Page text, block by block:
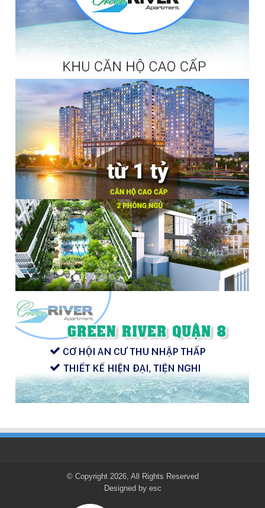
© Copyright 2026, All Rights Reserved
Designed by esc